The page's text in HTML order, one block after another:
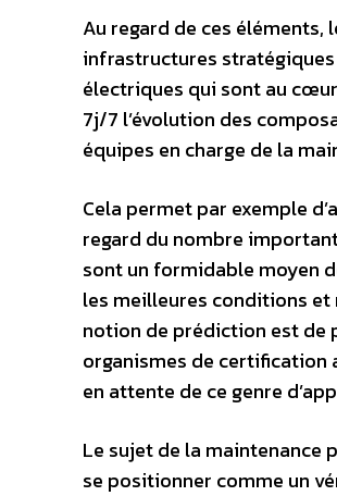
Au regard de ces
infrastructures
électriques qui sont au
7j/7 l’évolution des
équipes en charge de la
Cela permet par exemple
regard du nombre
sont un formidable moyen
les meilleures conditions et
notion de prédiction est de
organismes de certification
en attente de ce genre
Le sujet de la maintenance
se positionner comme un